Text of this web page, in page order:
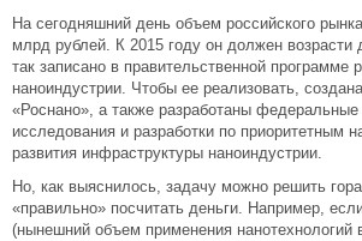
На сегодняшний день объем российского
млрд рублей. К 2015 году он должен
так записано в правительственной программе
наноиндустрии. Чтобы ее реализовать,
«Роснано», а также разработаны
исследования и разработки по приоритетным
развития инфраструктуры наноиндустрии.
Но, как выяснилось, задачу можно решить
«правильно» посчитать деньги. Например,
(нынешний объем применения нанотехнологий